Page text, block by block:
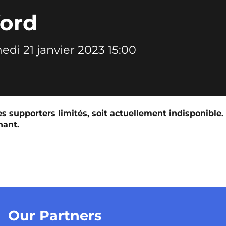
21 janvier 2023 15:00
supporters limités, soit actuellement
Our Partners